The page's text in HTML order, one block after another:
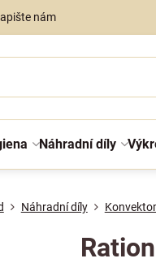
nám
Náhradní díly
Náhradní díly